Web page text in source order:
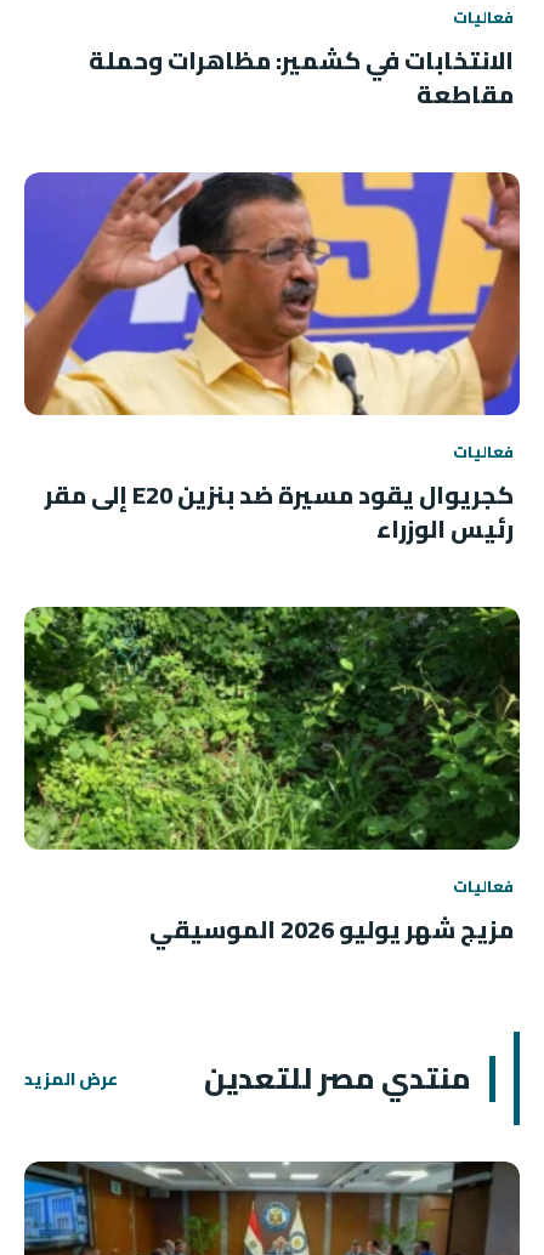
فعاليات
الانتخابات في كشمير: مظاهرات وحملة
مقاطعة
فعاليات
كجريوال يقود مسيرة ضد بنزين E20 إلى مقر
رئيس الوزراء
فعاليات
مزيج شهر يوليو 2026 الموسيقي
منتدي مصر للتعدين عرض المزيد